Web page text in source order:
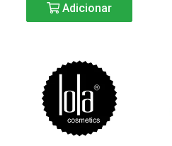
Adicionar